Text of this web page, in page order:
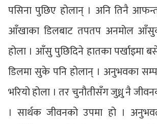
पसिना पुछिए होलान् । अनि तिनै
आँखाका डिलबाट तपतप अनमोल
होला । आँसु पुछिदिने हातका
डिलमा सुके पनि होलान् । अनुभवका
भरियो होला । तर चुनौतीसँग जुध्नु नै
। सार्थक जीवनको उपमा हो ।